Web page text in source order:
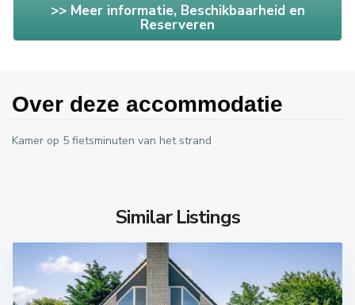
>> Meer informatie, Beschikbaarheid en
Reserveren
Over deze accommodatie
Kamer op 5 fietsminuten van het strand
Similar Listings